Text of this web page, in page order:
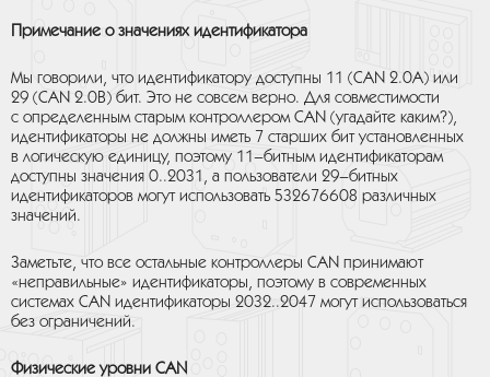
Примечание о значениях идентификатора
Мы говорили, что идентификатору доступны 11 (CAN 2.0A) или
29 (CAN 2.0B) бит. Это не совсем верно. Для совместимости
с определенным старым контроллером CAN (угадайте каким?),
идентификаторы не должны иметь 7 старших бит установленных
в логическую единицу, поэтому 11–битным идентификаторам
доступны значения 0..2031, а пользователи 29–битных
идентификаторов могут использовать 532676608 различных
значений.
Заметьте, что все остальные контроллеры CAN принимают
«неправильные» идентификаторы, поэтому в современных
системах CAN идентификаторы 2032..2047 могут использоваться
без ограничений.
Физические уровни CAN